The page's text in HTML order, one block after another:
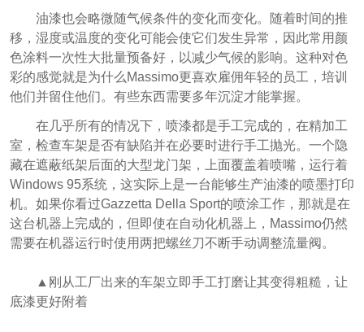
油漆也会略微随气候条件的变化而变化。随着时间的推
移，湿度或温度的变化可能会使它们发生异常，因此常用颜
色涂料一次性大批量预备好，以减少气候的影响。这种对色
彩的感觉就是为什么Massimo更喜欢雇佣年轻的员工，培训
他们并留住他们。有些东西需要多年沉淀才能掌握。
在几乎所有的情况下，喷漆都是手工完成的，在精加工
室，检查车架是否有缺陷并在必要时进行手工抛光。一个隐
藏在遮蔽纸架后面的大型龙门架，上面覆盖着喷嘴，运行着
Windows 95系统，这实际上是一台能够生产油漆的喷墨打印
机。如果你看过Gazzetta Della Sport的喷涂工作，那就是在
这台机器上完成的，但即使在自动化机器上，Massimo仍然
需要在机器运行时使用两把螺丝刀不断手动调整流量阀。
▲刚从工厂出来的车架立即手工打磨让其变得粗糙，让
底漆更好附着